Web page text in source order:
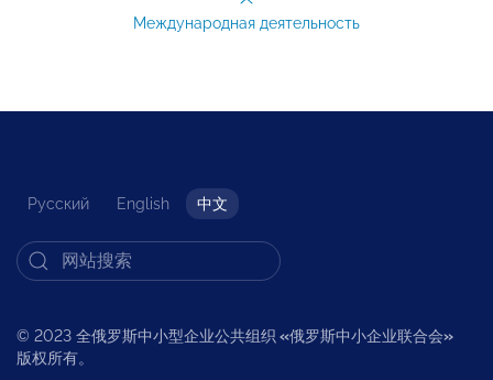
Международная деятельность
Русский English 中文
© 2023 全俄罗斯中小型企业公共组织 «俄罗斯中小企业联合会»
版权所有。